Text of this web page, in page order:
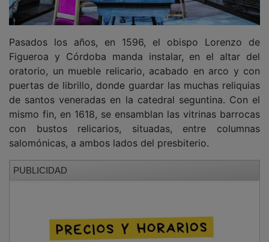
Figueroa y Córdoba manda instalar, en el altar del
oratorio, un mueble relicario, acabado en arco y con
puertas de librillo, donde guardar las muchas reliquias
de santos veneradas en la catedral seguntina. Con el
mismo fin, en 1618, se ensamblan las vitrinas barrocas
con bustos relicarios, situadas, entre columnas
salomónicas, a ambos lados del presbiterio.